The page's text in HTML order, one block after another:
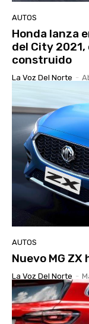
AUTOS
Honda lanza
del City
construido
La Voz Del Norte -
AUTOS
Nuevo MG
La Voz Del Norte -